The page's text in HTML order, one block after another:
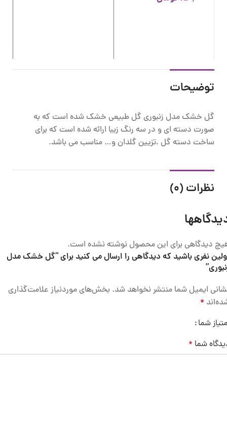
توضیحات
گل خشک مدل زنبوری گل طبیعی خشک شده است که به
صورت دسته ای و در سه رنگ زیبا ارائه شده است که برای
ساخت دسته گل ،تزیین گلدان و… مناسب می باشد.
نظرات (0)
دیدگاهی برای این محصول نوشته نشده است.
نفری باشید که دیدگاهی را ارسال می کنید برای “گل خشک مدل
ایمیل شما منتشر نخواهد شد. بخش‌های موردنیاز علامت‌گذاری
*
شما
شما *